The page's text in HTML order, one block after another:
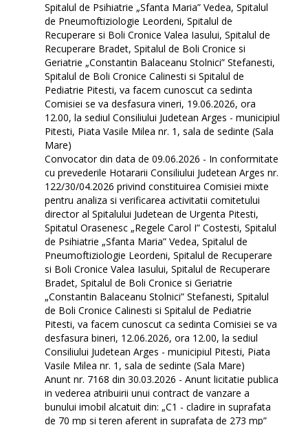
Spitalul de Psihiatrie „Sfanta Maria” Vedea, Spitalul
de Pneumoftiziologie Leordeni, Spitalul de
Recuperare si Boli Cronice Valea Iasului, Spitalul de
Recuperare Bradet, Spitalul de Boli Cronice si
Geriatrie „Constantin Balaceanu Stolnici” Stefanesti,
Spitalul de Boli Cronice Calinesti si Spitalul de
Pediatrie Pitesti, va facem cunoscut ca sedinta
Comisiei se va desfasura vineri, 19.06.2026, ora
12.00, la sediul Consiliului Judetean Arges - municipiul
Pitesti, Piata Vasile Milea nr. 1, sala de sedinte (Sala
Mare)
Convocator din data de 09.06.2026 - In conformitate
cu prevederile Hotararii Consiliului Judetean Arges nr.
122/30/04.2026 privind constituirea Comisiei mixte
pentru analiza si verificarea activitatii comitetului
director al Spitalului Judetean de Urgenta Pitesti,
Spitatul Orasenesc „Regele Carol I” Costesti, Spitalul
de Psihiatrie „Sfanta Maria” Vedea, Spitalul de
Pneumoftiziologie Leordeni, Spitalul de Recuperare
si Boli Cronice Valea Iasului, Spitalul de Recuperare
Bradet, Spitalul de Boli Cronice si Geriatrie
„Constantin Balaceanu Stolnici” Stefanesti, Spitalul
de Boli Cronice Calinesti si Spitalul de Pediatrie
Pitesti, va facem cunoscut ca sedinta Comisiei se va
desfasura bineri, 12.06.2026, ora 12.00, la sediul
Consiliului Judetean Arges - municipiul Pitesti, Piata
Vasile Milea nr. 1, sala de sedinte (Sala Mare)
Anunt nr. 7168 din 30.03.2026 - Anunt licitatie publica
in vederea atribuirii unui contract de vanzare a
bunului imobil alcatuit din: „C1 - cladire in suprafata
de 70 mp si teren aferent in suprafata de 273 mp”